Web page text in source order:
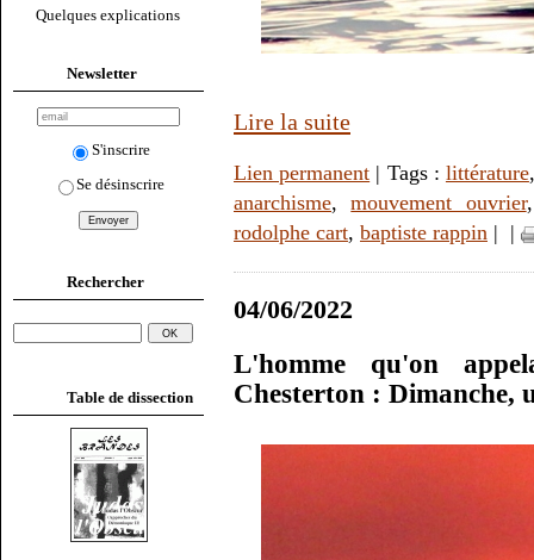
Quelques explications
Newsletter
S'inscrire
Se désinscrire
Rechercher
Table de dissection
Lire la suite
Lien permanent | Tags : littérature
anarchisme,mouvement ouvrier
rodolphe cart, baptiste rappin | |
04/06/2022
L'homme qu'on
Chesterton : Dimanche,